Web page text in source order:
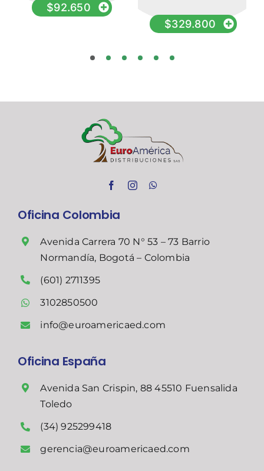
$92.650
$329.800
Oficina Colombia
Avenida Carrera 70 N° 53 – 73 Barrio
Normandía, Bogotá – Colombia
(601) 2711395
3102850500
info@euroamericaed.com
Oficina España
Avenida San Crispin, 88 45510 Fuensalida
Toledo
(34) 925299418
gerencia@euroamericaed.com